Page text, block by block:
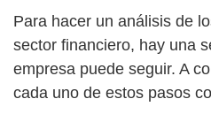
Para hacer un análisis de
sector financiero, hay una
empresa puede seguir. A
cada uno de estos pasos